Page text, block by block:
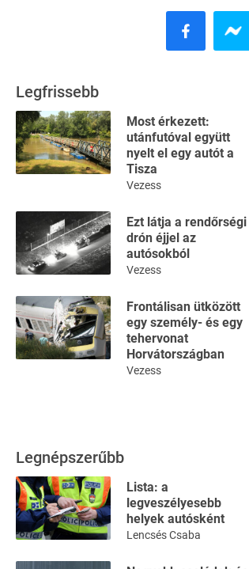
Legfrissebb
Most érkezett:
utánfutóval együtt
nyelt el egy autót a
Tisza
Vezess
Ezt látja a rendőrségi
drón éjjel az
autósokból
Vezess
Frontálisan ütközött
egy személy- és egy
tehervonat
Horvátországban
Vezess
Legnépszerűbb
Lista: a
legveszélyesebb
helyek autósként
Lencsés Csaba